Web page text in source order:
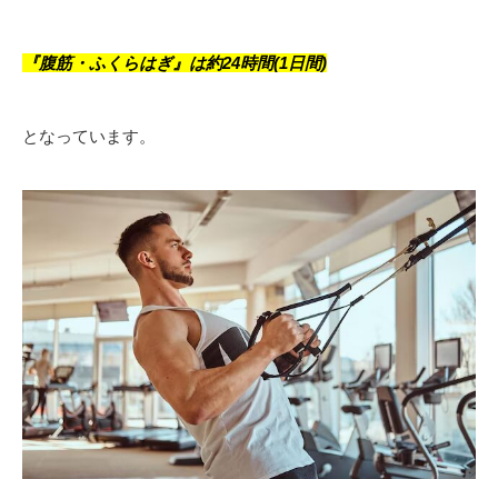
『腹筋・ふくらはぎ』は約24時間(1日間)
となっています。